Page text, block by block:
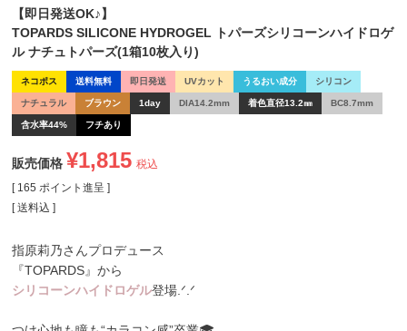
【即日発送OK♪】
TOPARDS SILICONE HYDROGEL トパーズシリコーンハイドロゲ
ル ナチュトパーズ(1箱10枚入り)
ネコポス 送料無料 即日発送 UVカット うるおい成分 シリコン
ナチュラル ブラウン 1day DIA14.2mm 着色直径13.2㎜ BC8.7mm
含水率44% フチあり
販売価格 ¥1,815 税込
[ 165 ポイント進呈 ]
送料込
指原莉乃さんプロデュース
『TOPARDS』から
シリコーンハイドロゲル登場.ᐟ.ᐟ